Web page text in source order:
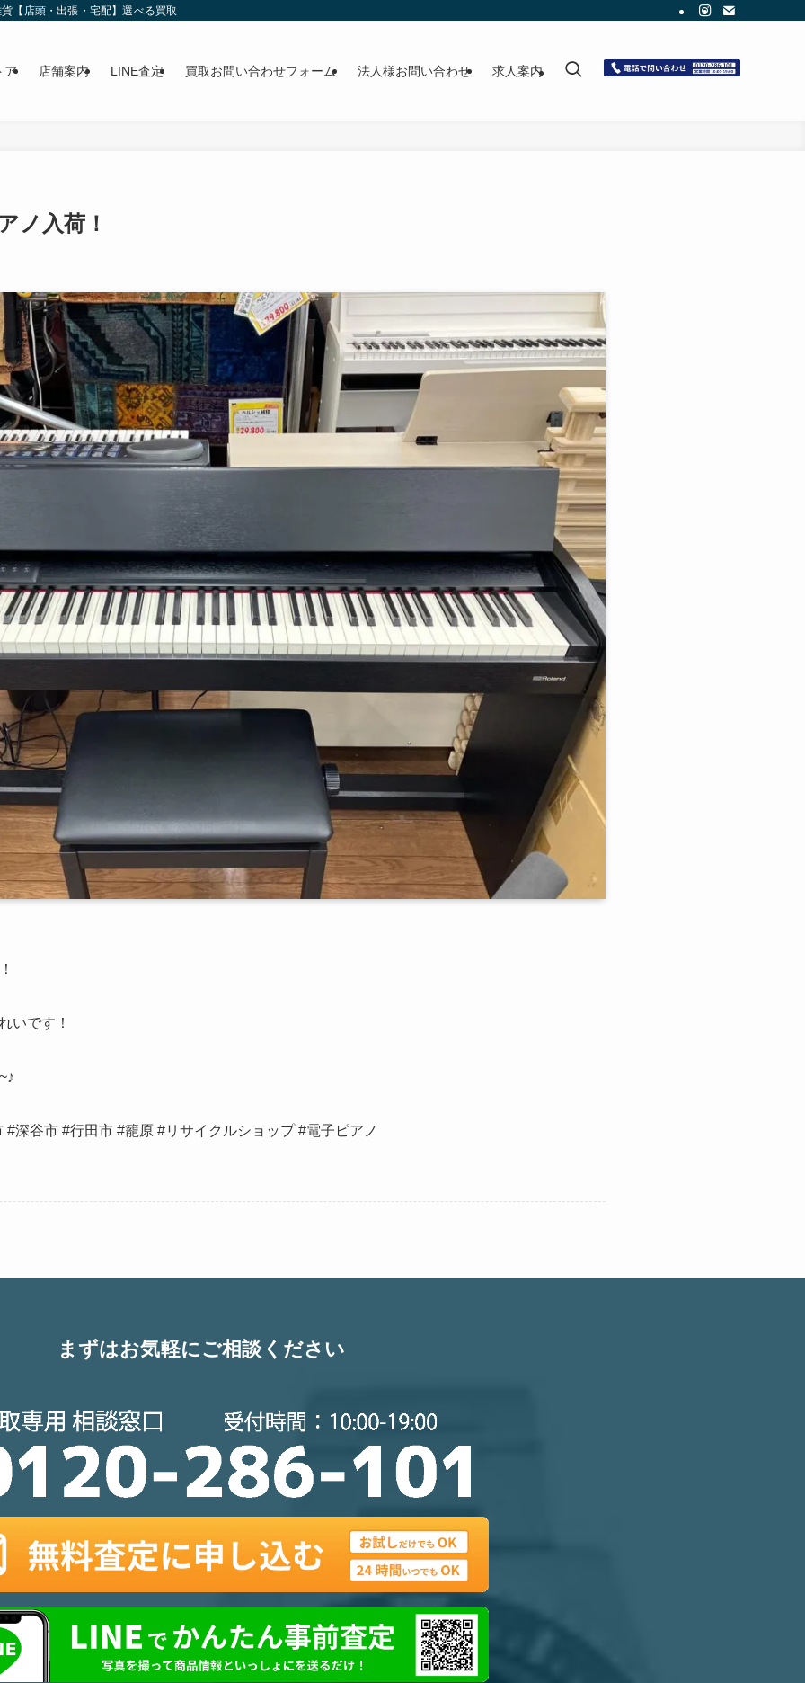
【店頭・出張・宅配】選べる買取
ア 店舗案内 LINE査定 買取お問い合わせフォーム 法人様お問い合わせ 求人案内
ノ入荷！
いです！
深谷市 #行田市 #籠原 #リサイクルショップ #電子ピアノ
まずはお気軽にご相談ください